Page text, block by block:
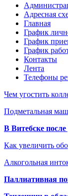
Адресная
Главная
График
График
График
Контакты
Лента
Телефоны
Чем угостить
Подметальная
В Витебске
Как увеличить
Алкогольная
Паллиативная